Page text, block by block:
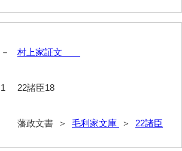
村上家証文
22諸臣18
藩政文書 ＞ 毛利家文庫 ＞ 22諸臣
－
1